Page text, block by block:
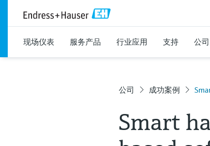
现场仪表 服务产品 行业应用 支持 公司
公司 成功案例
Smart